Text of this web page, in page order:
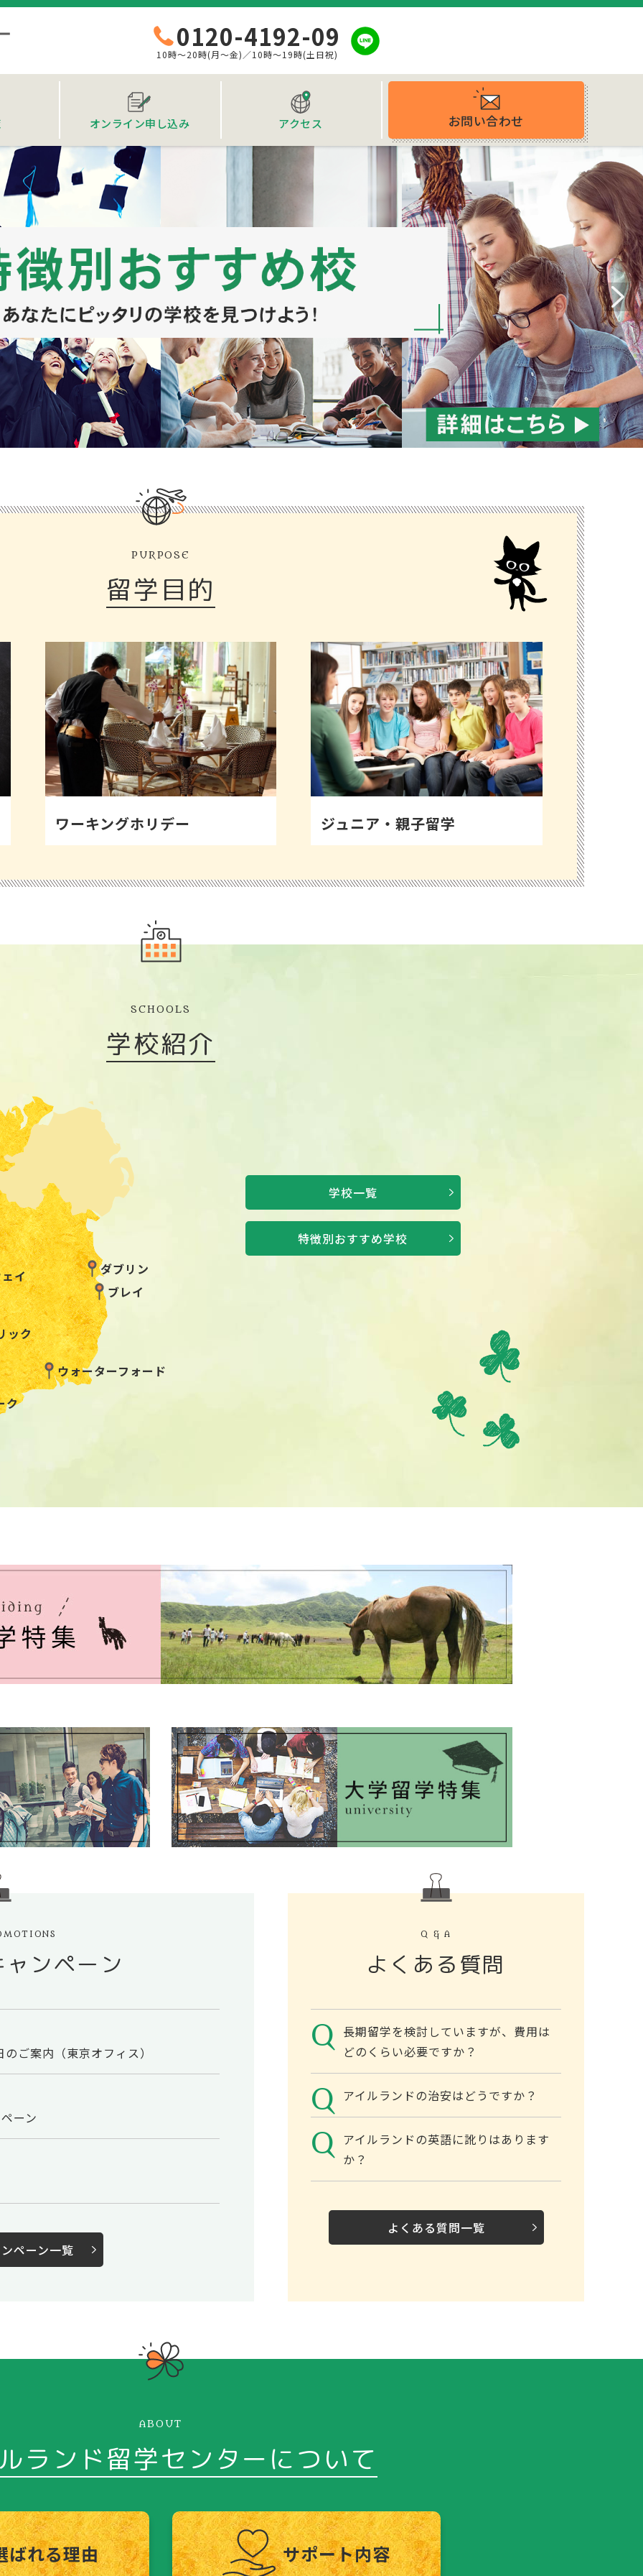
0120-4192-09
10時～20時(月～金)／10時～19時(土日祝)
オンライン申し込み アクセス お問い合わせ
PURPOSE
留学目的
ワーキングホリデー ジュニア・親子留学
SCHOOLS
学校紹介
ダブリン
イ
ク
ウォーターフォード
ブレイ
ック
学校一覧
特徴別おすすめ学校
ンペーン
ご案内（東京オフィス）
ーン
ペーン一覧
Q & A
よくある質問
長期留学を検討していますが、費用は
どのくらい必要ですか？
アイルランドの治安はどうですか？
アイルランドの英語に訛りはあります
か？
よくある質問一覧
ABOUT
ランド留学センターについて
ばれる理由 サポート内容